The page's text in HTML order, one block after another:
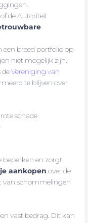
de Autoriteit
breed portfolio op
niet mogelijk zijn.
deVereniging van
te blijven over
schade
beperken en zorgt
aankopen over de
van schommelingen
vast bedrag. Dit kan